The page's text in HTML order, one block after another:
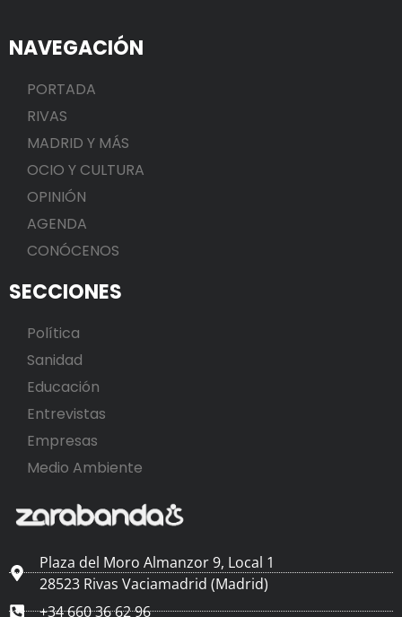
NAVEGACIÓN
PORTADA
RIVAS
MADRID Y MÁS
OCIO Y CULTURA
OPINIÓN
AGENDA
CONÓCENOS
SECCIONES
Política
Sanidad
Educación
Entrevistas
Empresas
Medio Ambiente
Plaza del Moro Almanzor 9, Local 1
28523 Rivas Vaciamadrid (Madrid)
+34 660 36 62 96